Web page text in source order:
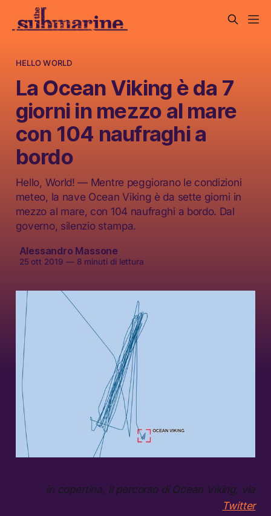
HELLO WORLD
La Ocean Viking è da 7
giorni in mezzo al mare
con 104 naufraghi a
bordo
Hello, World! — Mentre peggiorano le condizioni
meteo, la nave Ocean Viking è da sette giorni in
mezzo al mare, con 104 naufraghi a bordo. Dal
governo, silenzio stampa.
Alessandro Massone
25 ott 2019 —8 minuti di lettura
in copertina, il percorso di Ocean Viking, via
Twitter